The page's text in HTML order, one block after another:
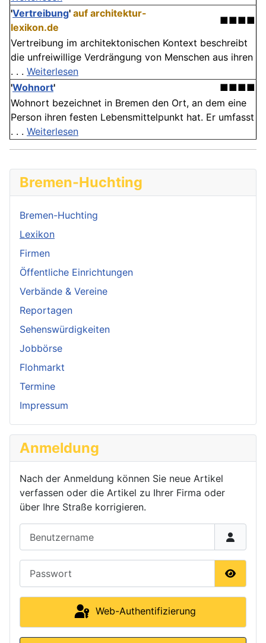
'Vertreibung' auf architektur-
lexikon.de
■■■■
Vertreibung im architektonischen Kontext beschreibt
die unfreiwillige Verdrängung von Menschen aus ihren
. . . Weiterlesen
'Wohnort'
■■■■
Wohnort bezeichnet in Bremen den Ort, an dem eine
Person ihren festen Lebensmittelpunkt hat. Er umfasst
. . . Weiterlesen
Bremen-Huchting
Bremen-Huchting
Lexikon
Firmen
Öffentliche Einrichtungen
Verbände & Vereine
Reportagen
Sehenswürdigkeiten
Jobbörse
Flohmarkt
Termine
Impressum
Anmeldung
Nach der Anmeldung können Sie neue Artikel
verfassen oder die Artikel zu Ihrer Firma oder
über Ihre Straße korrigieren.
Web-Authentifizierung